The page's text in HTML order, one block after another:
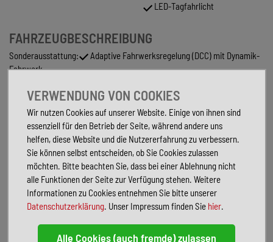
LED-Tagfahrlicht
FAHRZEUGBESCHREIBUNG
Sonderausstattung:
Adaptive Fahrwerksregelung (DCC) mit Dynamik-
Fahrwerk
Audio-Navigationssystem Discover Pro (Touchscreen-Farbdisplay 10",
inkl. Streaming & Internet)
Ausstattungs-Paket: Easy Open Basic
Fahrassistenz-Paket Advanced
Fenster im Lade-/FG-Raum: - schiebbar, vorn links/rechts, Verglasung
hinten abgedunkelt (65 %)
Head-up-Display
Lackierung: Perleffekt-Lackierung
Lenkrad heizbar (Leder) mit Multifunktion und Schaltfunktion
Multifunktionstisch verschiebbar
VERWENDUNG VON COOKIES
Wir nutzen Cookies auf unserer Website. Einige von ihnen sind
essenziell für den Betrieb der Seite, während andere uns
helfen, diese Website und die Nutzererfahrung zu verbessern.
Sie können selbst entscheiden, ob Sie Cookies zulassen
möchten. Bitte beachten Sie, dass bei einer Ablehnung nicht
alle Funktionen der Seite zur Verfügung stehen. Weitere
Informationen zu Cookies entnehmen Sie bitte unserer
Datenschutzerklärung. Unser Impressum finden Sie hier.